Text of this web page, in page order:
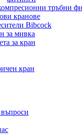
тръбни
кранове
Bibcock
за мивка
за кран
кран